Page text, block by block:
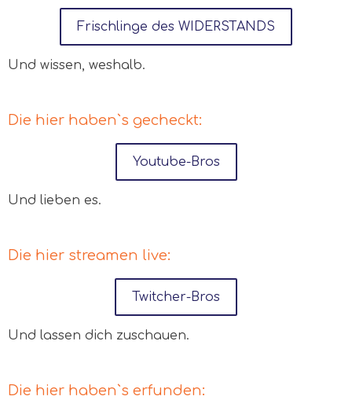
Frischlinge des WIDERSTANDS
Und wissen, weshalb.
Die hier haben`s gecheckt:
Youtube-Bros
Und lieben es.
Die hier streamen live:
Twitcher-Bros
Und lassen dich zuschauen.
Die hier haben`s erfunden: